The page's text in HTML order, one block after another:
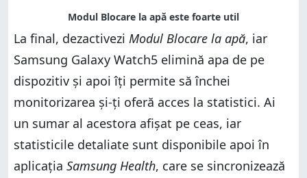
La final, dezactivezi Modul Blocare la apă, iar
Samsung Galaxy Watch5 elimină apa de pe
dispozitiv și apoi îți permite să închei
monitorizarea și-ți oferă acces la statistici. Ai
un sumar al acestora afișat pe ceas, iar
statisticile detaliate sunt disponibile apoi în
aplicația Samsung Health, care se sincronizează